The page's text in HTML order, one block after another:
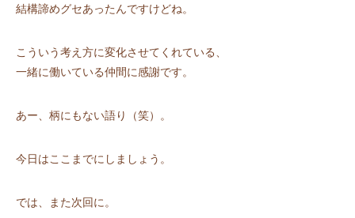
結構諦めグセあったんですけどね。
こういう考え方に変化させてくれている、
一緒に働いている仲間に感謝です。
あー、柄にもない語り（笑）。
今日はここまでにしましょう。
では、また次回に。